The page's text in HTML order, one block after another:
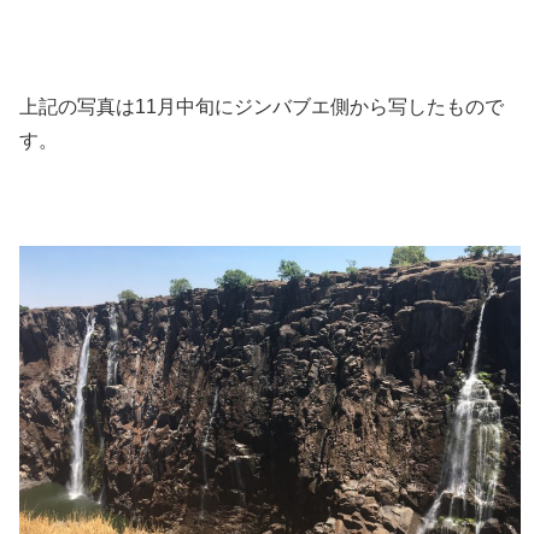
上記の写真は11月中旬にジンバブエ側から写したもので
す。